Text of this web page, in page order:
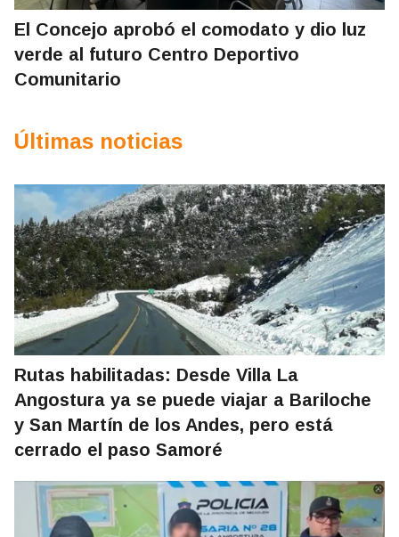
El Concejo aprobó el comodato y dio luz
verde al futuro Centro Deportivo
Comunitario
Últimas noticias
Rutas habilitadas: Desde Villa La
Angostura ya se puede viajar a Bariloche
y San Martín de los Andes, pero está
cerrado el paso Samoré